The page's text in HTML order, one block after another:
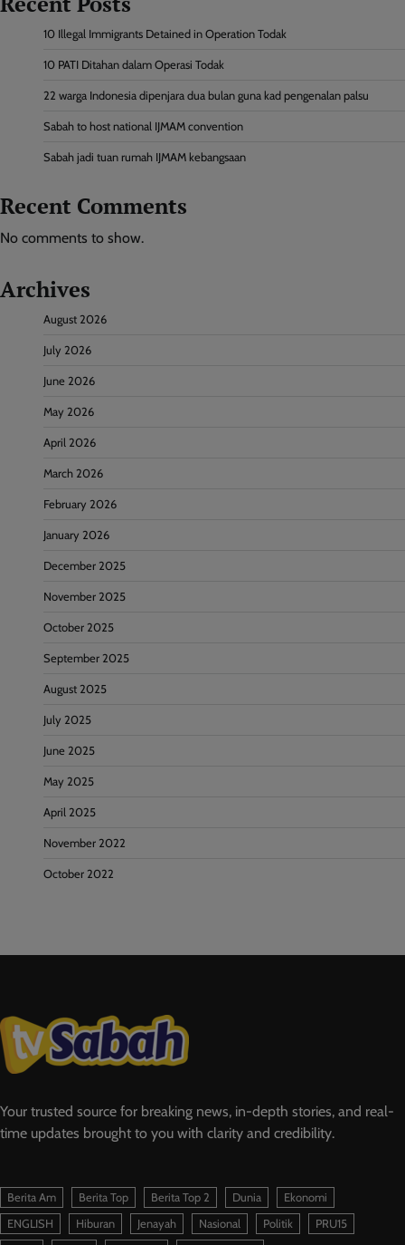
10 Illegal Immigrants Detained in Operation Todak
10 PATI Ditahan dalam Operasi Todak
22 warga Indonesia dipenjara dua bulan guna kad pengenalan palsu
Sabah to host national IJMAM convention
Sabah jadi tuan rumah IJMAM kebangsaan
Recent Comments
No comments to show.
Archives
August 2026
July 2026
June 2026
May 2026
April 2026
March 2026
February 2026
January 2026
December 2025
November 2025
October 2025
September 2025
August 2025
July 2025
June 2025
May 2025
April 2025
November 2022
October 2022
Your trusted source for breaking news, in-depth stories, and real-
time updates brought to you with clarity and credibility.
Berita Am Berita Top Berita Top 2 Dunia
Ekonomi
ENGLISH
Hiburan Jenayah Nasional Politik
PRU15